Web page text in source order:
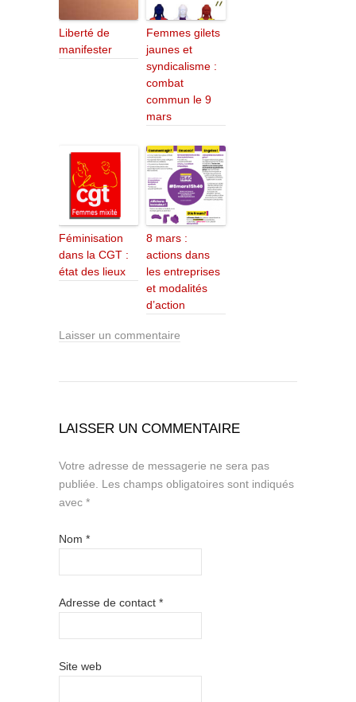
Liberté de
manifester
Femmes gilets
jaunes et
syndicalisme :
combat
commun le 9
mars
Féminisation
dans la CGT :
état des lieux
8 mars :
actions dans
les entreprises
et modalités
d’action
Laisser un commentaire
LAISSER UN COMMENTAIRE
Votre adresse de messagerie ne sera pas
publiée. Les champs obligatoires sont indiqués
avec *
Nom *
Adresse de contact *
Site web